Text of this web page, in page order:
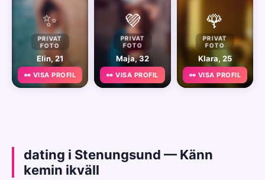
✨
PRIVAT
FOTO
Elin, 21
👀 VISA PROFIL
💜
PRIVAT
FOTO
Maja, 32
👀 VISA PROFIL
🌹
PRIVAT
FOTO
Klara, 25
👀 VISA PROFIL
dating i Stenungsund — Känn
kemin ikväll